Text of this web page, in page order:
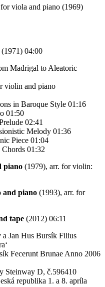
for viola and piano (1969)
(1971) 04:00
Madrigal to Aleatoric
violin and piano
in Baroque Style 01:16
01:50
02:41
Melody 01:36
Piece 01:04
01:32
piano (1979), arr. for violin:
and piano (1993), arr. for
tape (2012) 06:11
a Jan Hus Bursík Filius
Fecerunt Brunae Anno 2006
Steinway D, č.596410
republika 1. a 8. apríla